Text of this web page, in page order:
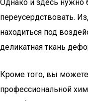
Однако и здесь
переусердствовать.
находиться под
деликатная ткань
Кроме того, вы можете
профессиональной